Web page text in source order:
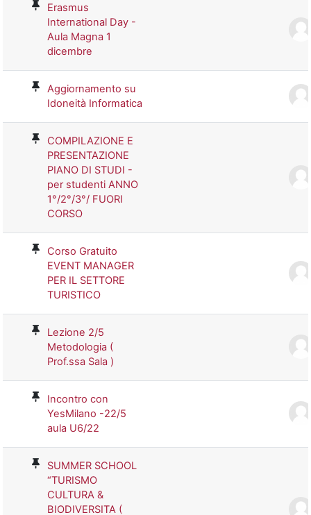
Erasmus
International Day -
Aula Magna 1
dicembre
Aggiornamento su
Idoneità Informatica
COMPILAZIONE E
PRESENTAZIONE
PIANO DI STUDI -
per studenti ANNO
1°/2°/3°/ FUORI
CORSO
Corso Gratuito
EVENT MANAGER
PER IL SETTORE
TURISTICO
Lezione 2/5
Metodologia (
Prof.ssa Sala )
Incontro con
YesMilano -22/5
aula U6/22
SUMMER SCHOOL
“TURISMO
CULTURA &
BIODIVERSITA (